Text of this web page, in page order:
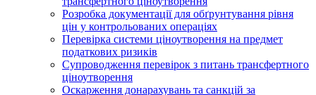
Розробка документації для обґрунтування рівня
цін у контрольованих операціях
Перевірка системи ціноутворення на предмет
податкових ризиків
Супроводження перевірок з питань трансфертного
ціноутворення
Оскарження донарахувань та санкцій за